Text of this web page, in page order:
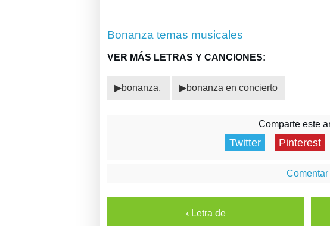
Bonanza temas musicales
VER MÁS LETRAS Y CANCIONES:
bonanza, bonanza en concierto
Comparte este
Twitter Pinterest
Comentar
‹ Letra de